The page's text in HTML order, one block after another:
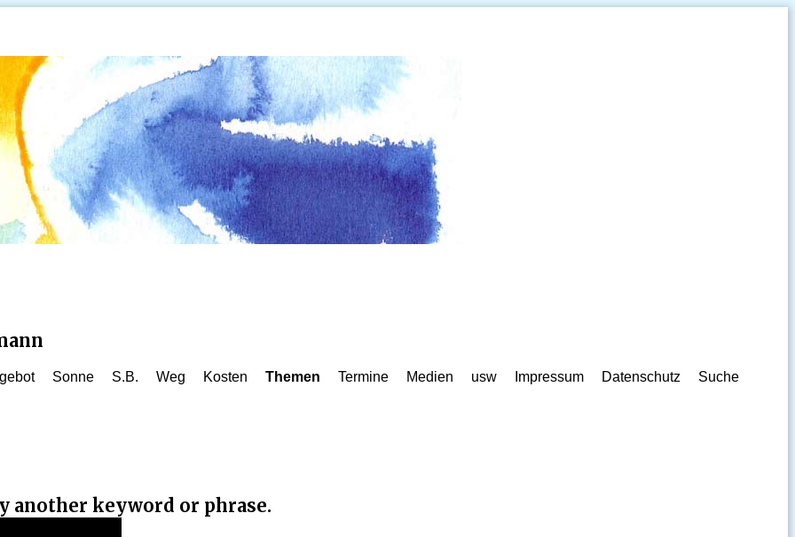
Sonne S.B. Weg Kosten Themen Termine Medien usw Impressum Datenschutz Suche
another keyword or phrase.